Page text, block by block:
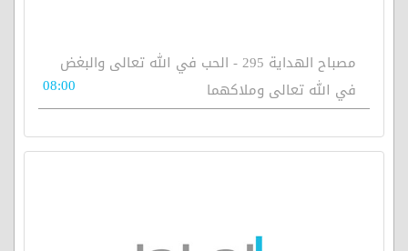
مصباح الهداية 295 - الحب في الله تعالى والبغض
في الله تعالى وملاكهما
08:00